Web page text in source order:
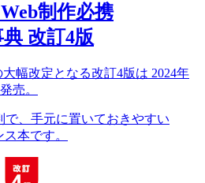
制作必携
改訂4版
幅改定となる改訂4版は 2024年
売。
で、手元に置いておきやすい
本です。